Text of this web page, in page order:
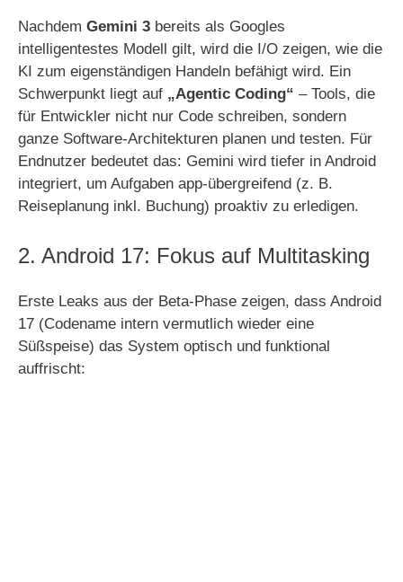
Nachdem Gemini 3 bereits als Googles
intelligentestes Modell gilt, wird die I/O zeigen, wie die
KI zum eigenständigen Handeln befähigt wird. Ein
Schwerpunkt liegt auf „Agentic Coding“ – Tools, die
für Entwickler nicht nur Code schreiben, sondern
ganze Software-Architekturen planen und testen. Für
Endnutzer bedeutet das: Gemini wird tiefer in Android
integriert, um Aufgaben app-übergreifend (z. B.
Reiseplanung inkl. Buchung) proaktiv zu erledigen.
2. Android 17: Fokus auf Multitasking
Erste Leaks aus der Beta-Phase zeigen, dass Android
17 (Codename intern vermutlich wieder eine
Süßspeise) das System optisch und funktional
auffrischt: